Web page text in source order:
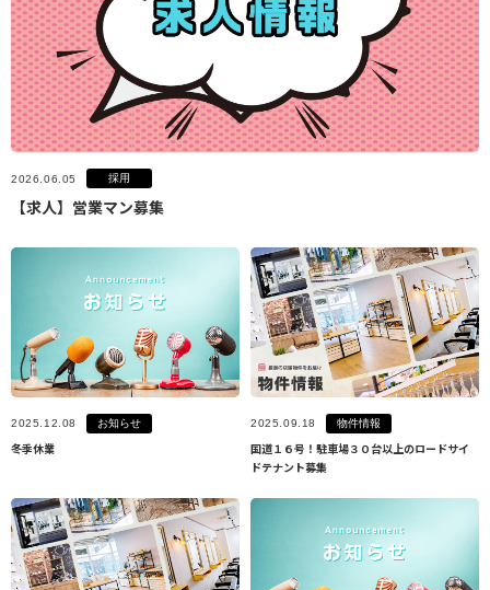
2026.06.05 採用
【求人】営業マン募集
2025.12.08 お知らせ
冬季休業
2025.09.18 物件情報
国道１６号！駐車場３０台以上のロードサイ
ドテナント募集